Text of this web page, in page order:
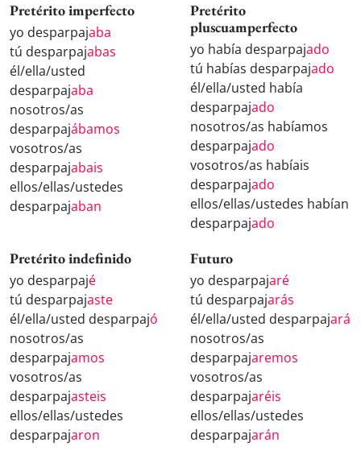
Pretérito imperfecto
yo desparpajaba
tú desparpajabas
él/ella/usted
desparpajaba
nosotros/as
desparpajábamos
vosotros/as
desparpajabais
ellos/ellas/ustedes
desparpajaban
Pretérito
pluscuamperfecto
yo había desparpajado
tú habías desparpajado
él/ella/usted había
desparpajado
nosotros/as habíamos
desparpajado
vosotros/as habíais
desparpajado
ellos/ellas/ustedes habían
desparpajado
Pretérito indefinido
yo desparpajé
tú desparpajaste
él/ella/usted desparpajó
nosotros/as
desparpajamos
vosotros/as
desparpajasteis
ellos/ellas/ustedes
desparpajaron
Futuro
yo desparpajaré
tú desparpajarás
él/ella/usted desparpajará
nosotros/as
desparpajaremos
vosotros/as
desparpajaréis
ellos/ellas/ustedes
desparpajarán